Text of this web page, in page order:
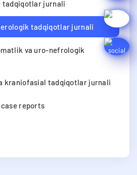
tadqiqotlar jurnali
tadqiqotlar jurnali
va uro-nefrologik
kraniofasial tadqiqotlar jurnali
reports